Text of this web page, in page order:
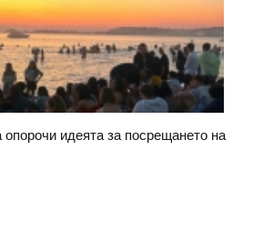
идеята за посрещането на